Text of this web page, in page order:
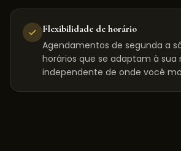
Flexibilidade de horário
Agendamentos de segunda a
horários que se adaptam à sua
independente de onde você